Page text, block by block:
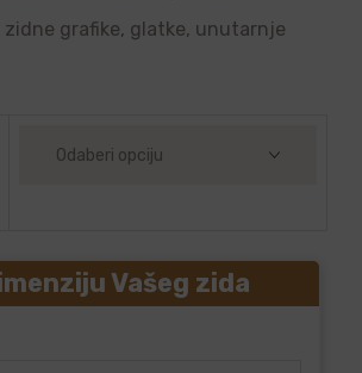
zidne grafike, glatke, unutarnje
Vašeg zida